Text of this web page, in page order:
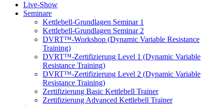
Live-Show
Seminare
Kettlebell-Grundlagen Seminar 1
Kettlebell-Grundlagen Seminar 2
DVRT™-Workshop (Dynamic Variable Resistance
Training)
DVRT™-Zertifizierung Level 1 (Dynamic Variable
Resistance Training)
DVRT™-Zertifizierung Level 2 (Dynamic Variable
Resistance Training)
Zertifizierung Basic Kettlebell Trainer
Zertifizierung Advanced Kettlebell Trainer